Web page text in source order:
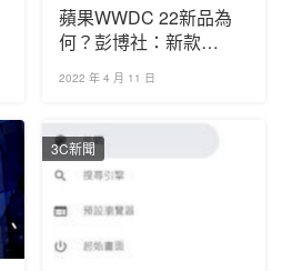
蘋果WWDC 22新品為
何？彭博社：新款
MacBook Air有望亮相
2022 年 4 月 11 日
3C新聞